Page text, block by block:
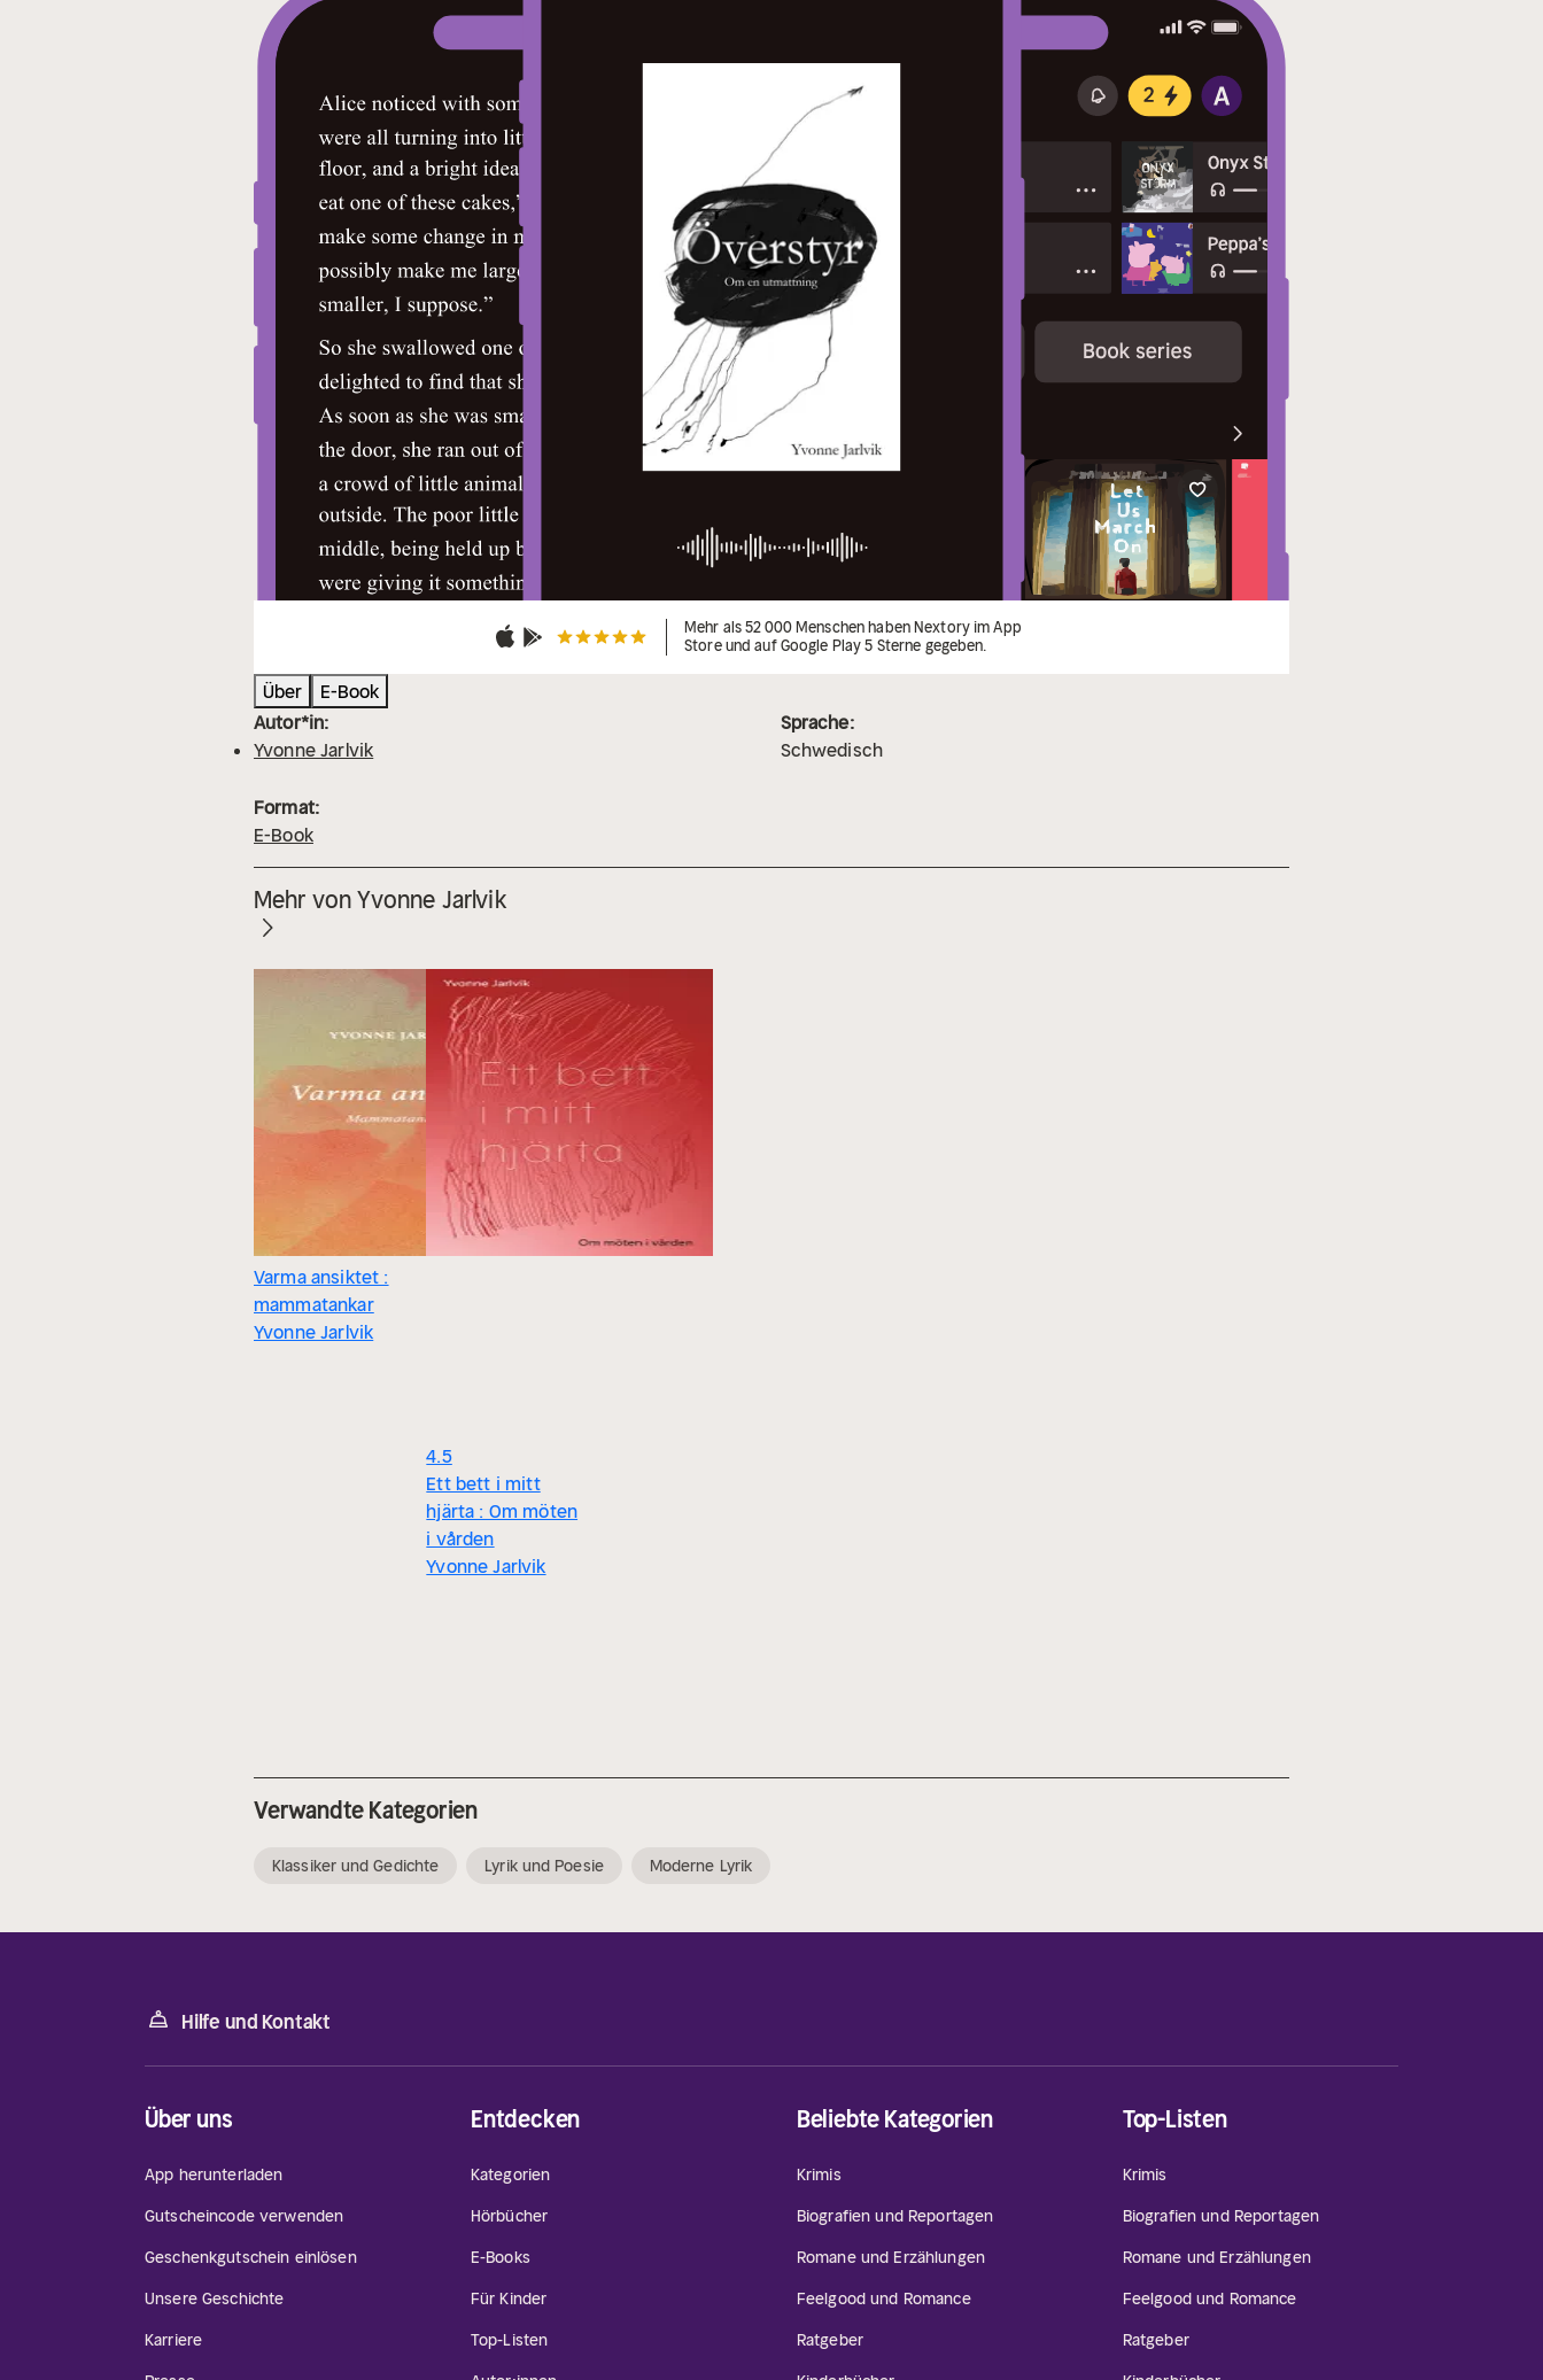
Mehr als 52 000 Menschen haben Nextory im App
Store und auf Google Play 5 Sterne gegeben.
Über
E-Book
Autor*in:
Yvonne Jarlvik
Sprache:
Schwedisch
Format:
E-Book
Mehr von Yvonne Jarlvik
Varma ansiktet :
mammatankar
Yvonne Jarlvik
4.5
Ett bett i mitt
hjärta : Om möten
i vården
Yvonne Jarlvik
Verwandte Kategorien
Klassiker und Gedichte Lyrik und Poesie Moderne Lyrik
Hilfe und Kontakt
Über uns
App herunterladen
Gutscheincode verwenden
Geschenkgutschein einlösen
Unsere Geschichte
Karriere
Entdecken
Kategorien
Hörbücher
E-Books
Für Kinder
Top-Listen
Beliebte Kategorien
Krimis
Biografien und Reportagen
Romane und Erzählungen
Feelgood und Romance
Ratgeber
Top-Listen
Krimis
Biografien und Reportagen
Romane und Erzählungen
Feelgood und Romance
Ratgeber